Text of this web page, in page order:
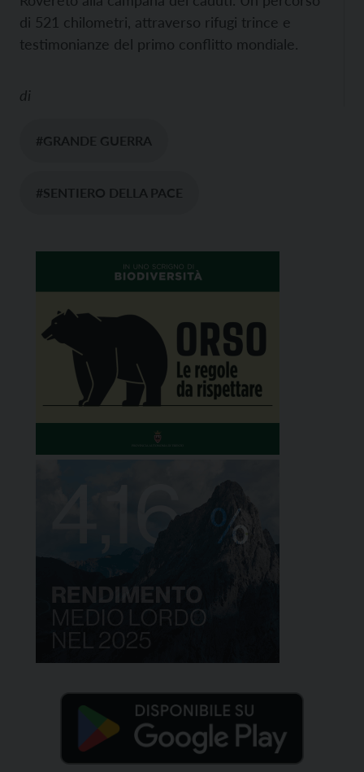
di 521 chilometri, attraverso rifugi trince e
testimonianze del primo conflitto mondiale.
di
#GRANDE GUERRA
#SENTIERO DELLA PACE